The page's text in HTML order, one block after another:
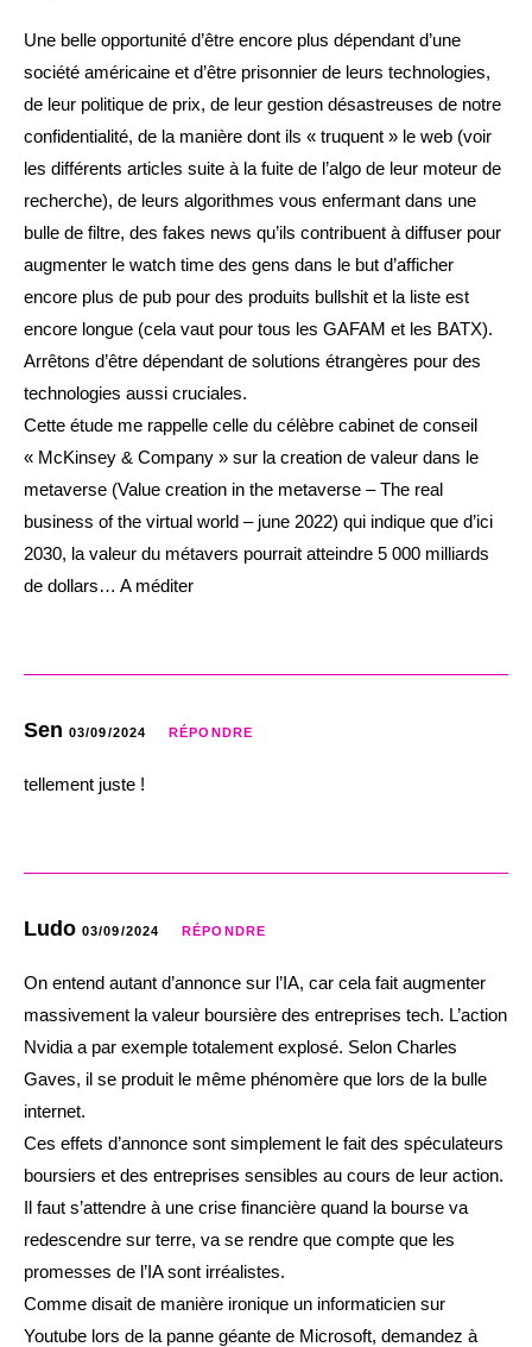
Une belle opportunité d’être encore plus dépendant d’une
société américaine et d’être prisonnier de leurs technologies,
de leur politique de prix, de leur gestion désastreuses de notre
confidentialité, de la manière dont ils « truquent » le web (voir
les différents articles suite à la fuite de l’algo de leur moteur de
recherche), de leurs algorithmes vous enfermant dans une
bulle de filtre, des fakes news qu’ils contribuent à diffuser pour
augmenter le watch time des gens dans le but d’afficher
encore plus de pub pour des produits bullshit et la liste est
encore longue (cela vaut pour tous les GAFAM et les BATX).
Arrêtons d’être dépendant de solutions étrangères pour des
technologies aussi cruciales.
Cette étude me rappelle celle du célèbre cabinet de conseil
« McKinsey & Company » sur la creation de valeur dans le
metaverse (Value creation in the metaverse – The real
business of the virtual world – june 2022) qui indique que d’ici
2030, la valeur du métavers pourrait atteindre 5 000 milliards
de dollars… A méditer
Sen 03/09/2024 RÉPONDRE
tellement juste !
Ludo 03/09/2024 RÉPONDRE
On entend autant d’annonce sur l’IA, car cela fait augmenter
massivement la valeur boursière des entreprises tech. L’action
Nvidia a par exemple totalement explosé. Selon Charles
Gaves, il se produit le même phénomère que lors de la bulle
internet.
Ces effets d’annonce sont simplement le fait des spéculateurs
boursiers et des entreprises sensibles au cours de leur action.
Il faut s’attendre à une crise financière quand la bourse va
redescendre sur terre, va se rendre que compte que les
promesses de l’IA sont irréalistes.
Comme disait de manière ironique un informaticien sur
Youtube lors de la panne géante de Microsoft, demandez à